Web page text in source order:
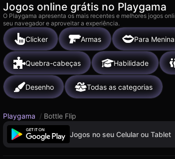
Jogos online grátis no Playgama
O Playgama apresenta os mais recentes e melhores jogos
seu navegador e aproveitar a experiência.
Clicker Armas Para
Quebra-cabeças Habilidade
Desenho Todas as categorias
Playgama / Bottle Flip
Jogos no seu Celular ou Tablet